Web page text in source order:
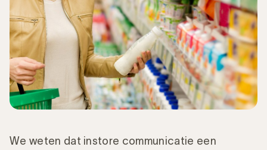
We weten dat instore communicatie een